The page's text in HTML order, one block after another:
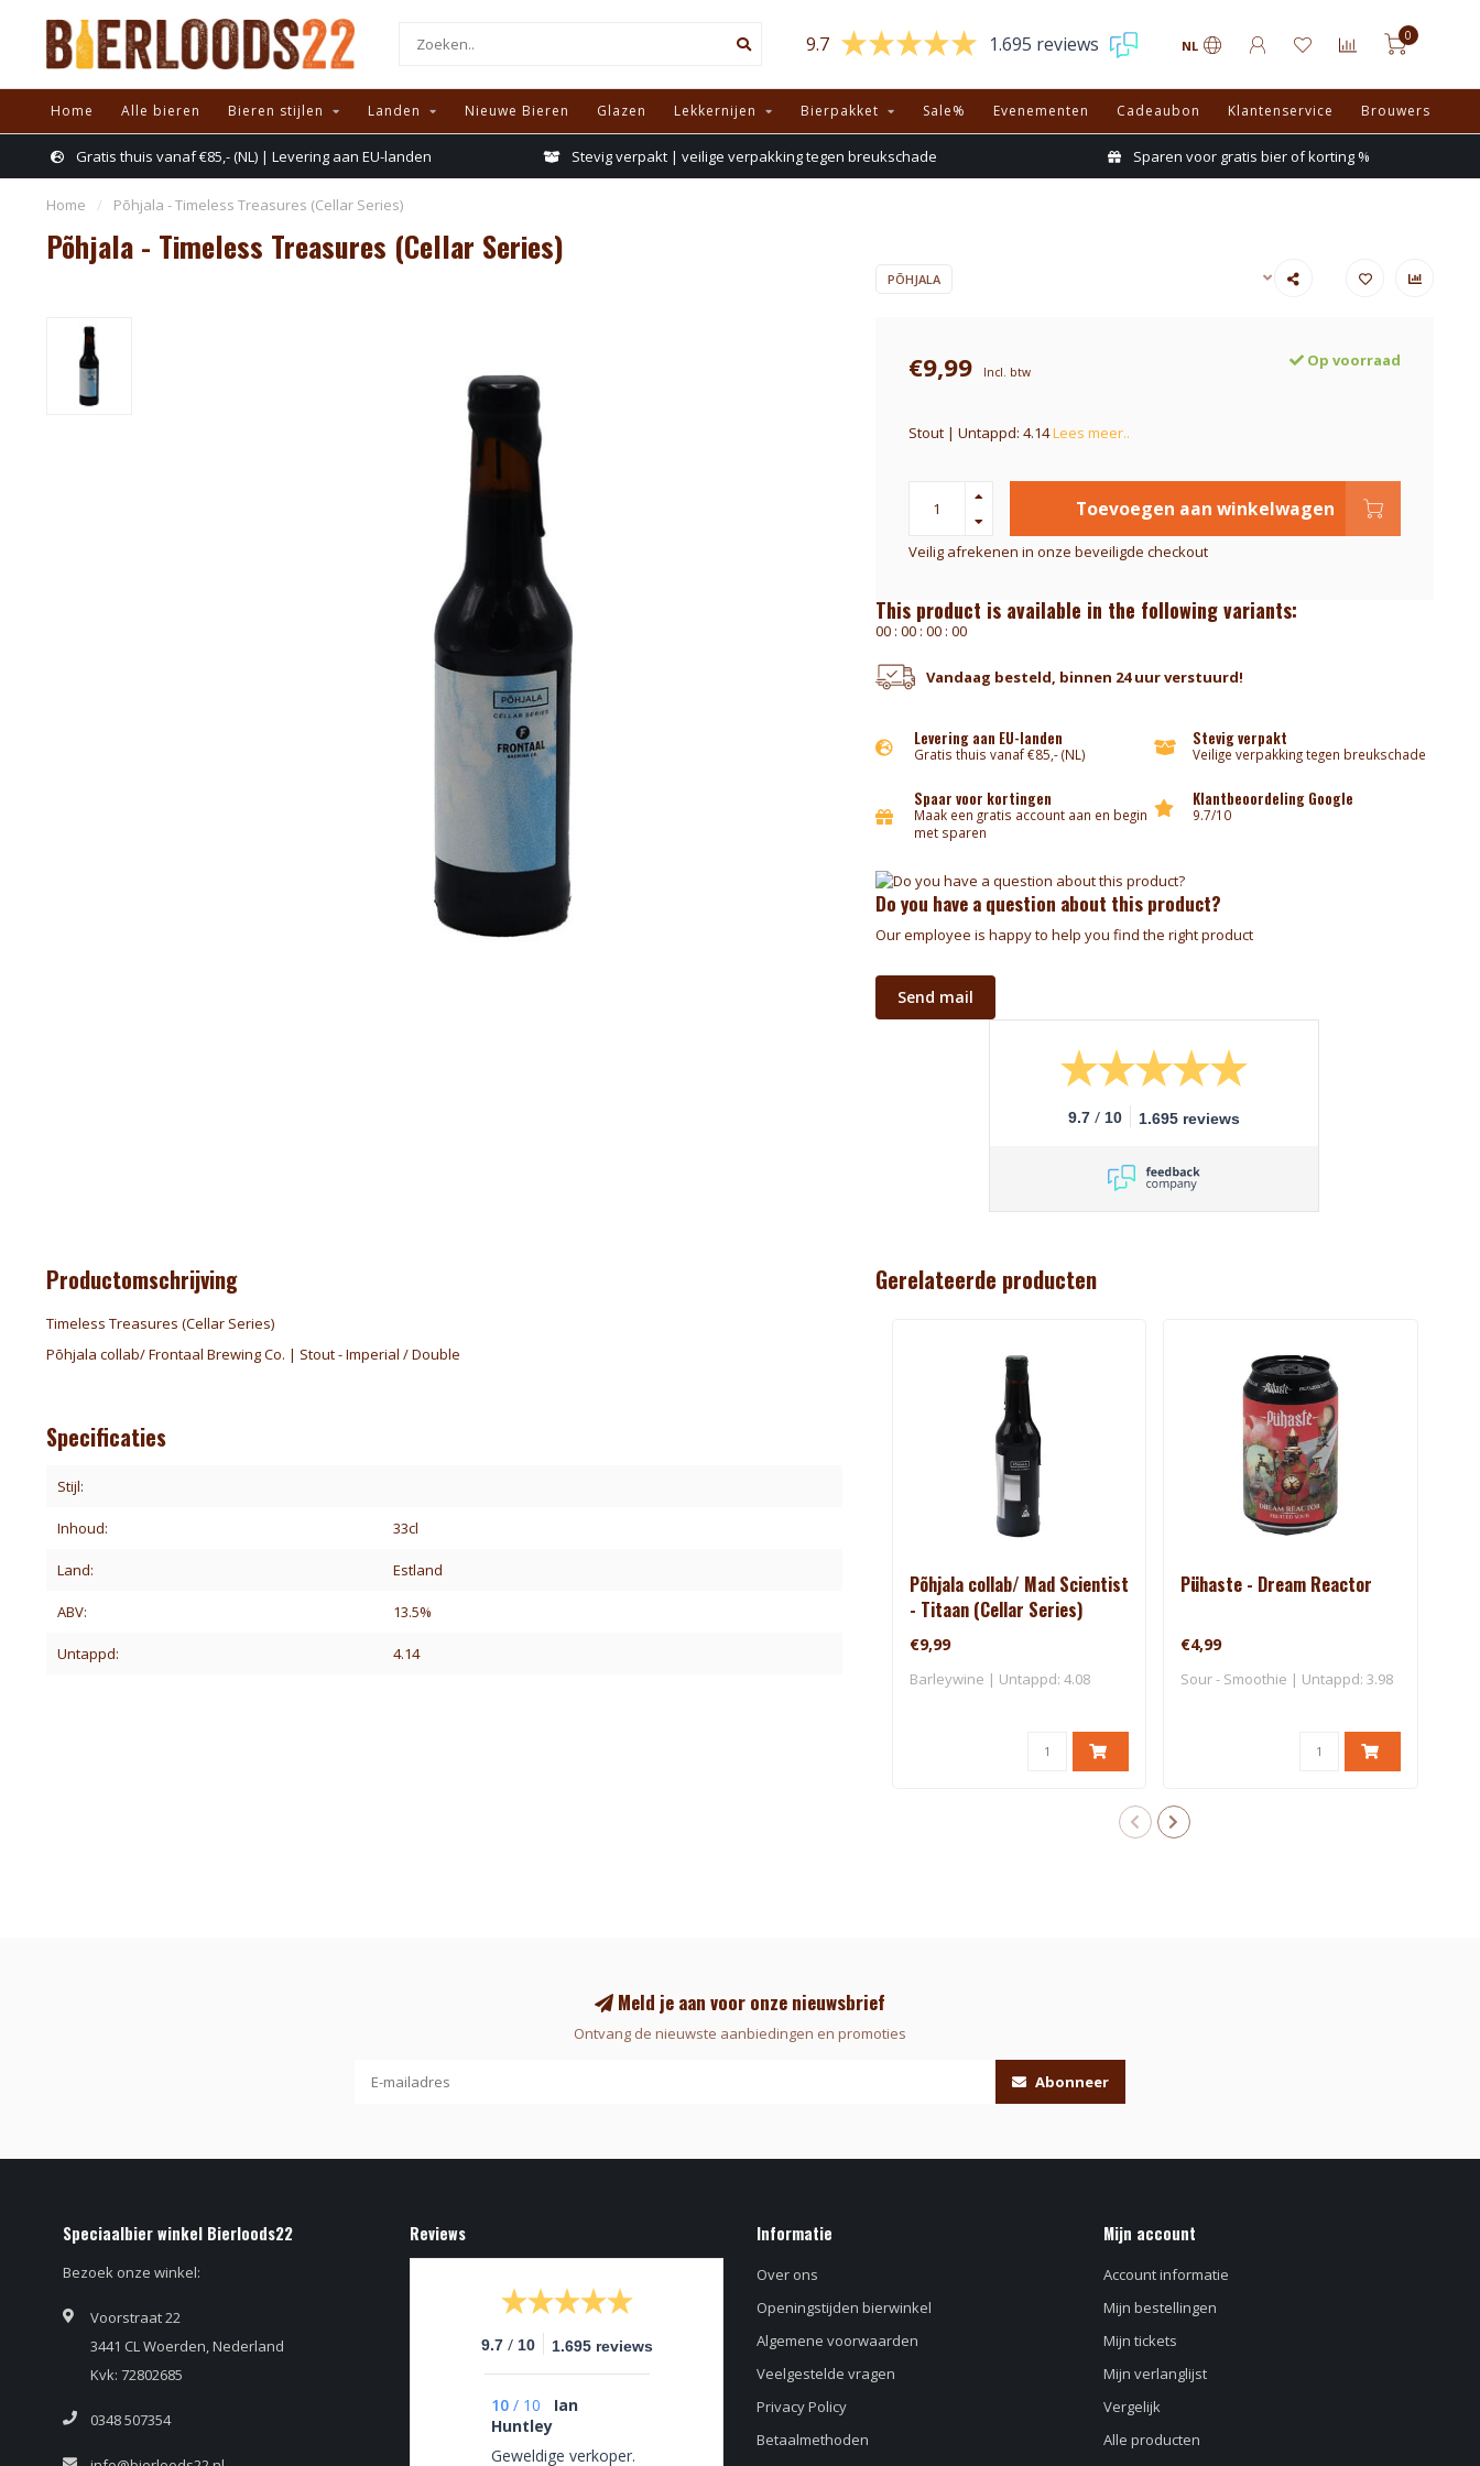
9.7 1.695 reviews NL
0
Home Alle bieren Bieren stijlen Landen Nieuwe Bieren Glazen Lekkernijen Bierpakket Sale% Evenementen Cadeaubon Klantenservice Brouwers
Gratis thuis vanaf €85,- (NL) | Levering aan EU-landen Stevig verpakt | veilige verpakking tegen breukschade Sparen voor gratis bier of korting %
Home / Põhjala - Timeless Treasures (Cellar Series)
Põhjala - Timeless Treasures (Cellar Series)
PÕHJALA
€9,99 Incl. btw
Op voorraad
Stout | Untappd: 4.14Lees meer..
Toevoegen aan winkelwagen
Veilig afrekenen in onze beveiligde checkout
This product is available in the following variants:
00: 00: 00: 00
Vandaag besteld, binnen 24 uur verstuurd!
Levering aan EU-landen
Gratis thuis vanaf €85,- (NL)
Stevig verpakt
Veilige verpakking tegen breukschade
Spaar voor kortingen
Maak een gratis account aan en begin
met sparen
Klantbeoordeling Google
9.7/10
Do you have a question about this product?
Our employee is happy to help you find the right product
Send mail
9.7 / 10 1.695 reviews
Productomschrijving
Timeless Treasures (Cellar Series)
Põhjala collab/ Frontaal Brewing Co. | Stout - Imperial / Double
Specificaties
Stijl:
Inhoud: 33cl
Land: Estland
ABV: 13.5%
Untappd: 4.14
Gerelateerde producten
Põhjala collab/ Mad Scientist
- Titaan (Cellar Series)
€9,99
Barleywine | Untappd: 4.08
Pühaste - Dream Reactor
€4,99
Sour - Smoothie | Untappd: 3.98
Meld je aan voor onze nieuwsbrief
Ontvang de nieuwste aanbiedingen en promoties
Abonneer
Speciaalbier winkel Bierloods22
Bezoek onze winkel:
Voorstraat 22
3441 CL Woerden, Nederland
Kvk: 72802685
0348 507354
Reviews
9.7 / 10 1.695 reviews
10 / 10
Ian
Huntley
Geweldige verkoper.
Informatie
Over ons
Openingstijden bierwinkel
Algemene voorwaarden
Veelgestelde vragen
Privacy Policy
Betaalmethoden
Mijn account
Account informatie
Mijn bestellingen
Mijn tickets
Mijn verlanglijst
Vergelijk
Alle producten